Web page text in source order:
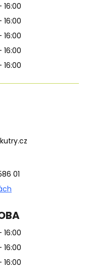
16:00
16:00
16:00
16:00
16:00
01